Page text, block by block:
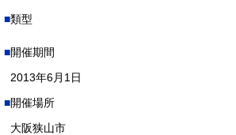
類型
開催期間
2013年6月1日
開催場所
大阪狭山市